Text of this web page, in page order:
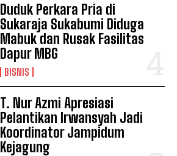
Duduk Perkara Pria di
Sukaraja Sukabumi Diduga
Mabuk dan Rusak Fasilitas
Dapur MBG
BISNIS
T. Nur Azmi Apresiasi
Pelantikan Irwansyah Jadi
Koordinator Jampidum
Kejagung